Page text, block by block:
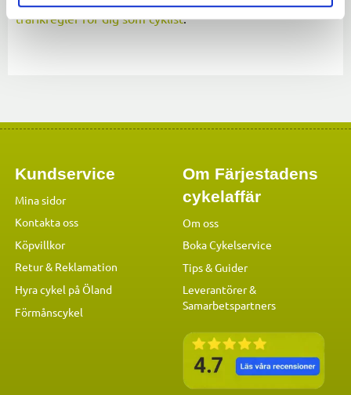
trafikregler för dig som cyklist.
Kundservice
Mina sidor
Kontakta oss
Köpvillkor
Retur & Reklamation
Hyra cykel på Öland
Förmånscykel
Om Färjestadens
cykelaffär
Om oss
Boka Cykelservice
Tips & Guider
Leverantörer &
Samarbetspartners